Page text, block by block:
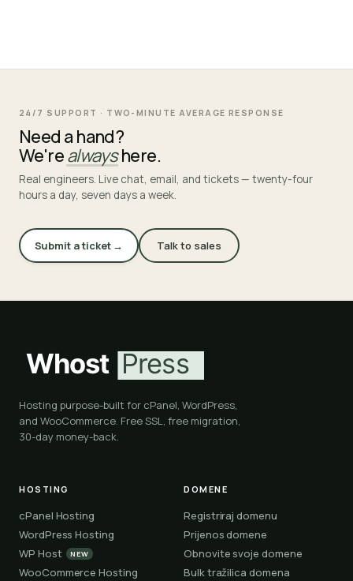
24/7 SUPPORT · TWO-MINUTE AVERAGE RESPONSE
Need a hand?
We'realwayshere.
Real engineers. Live chat, email, and tickets — twenty-four
hours a day, seven days a week.
Submit a ticket → Talk to sales
Hosting purpose-built for cPanel, WordPress,
and WooCommerce. Free SSL, free migration,
30-day money-back.
HOSTING
cPanel Hosting
WordPress Hosting
WP Host
NEW
WooCommerce Hosting
DOMENE
Registriraj domenu
Prijenos domene
Obnovite svoje domene
Bulk tražilica domena